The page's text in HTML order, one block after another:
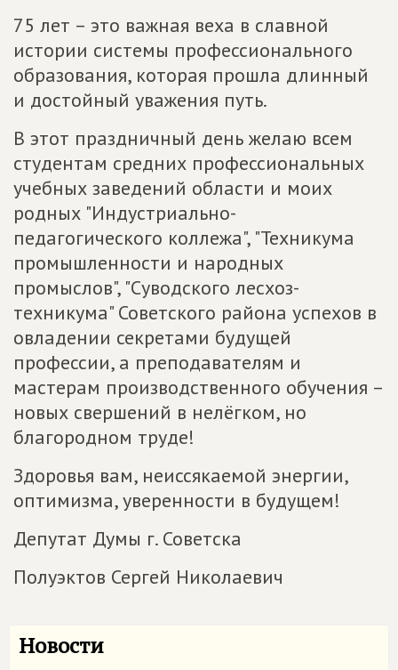
75 лет – это важная веха в славной
истории системы профессионального
образования, которая прошла длинный
и достойный уважения путь.
В этот праздничный день желаю всем
студентам средних профессиональных
учебных заведений области и моих
родных "Индустриально-
педагогического коллежа", "Техникума
промышленности и народных
промыслов", "Суводского лесхоз-
техникума" Советского района успехов в
овладении секретами будущей
профессии, а преподавателям и
мастерам производственного обучения –
новых свершений в нелёгком, но
благородном труде!
Здоровья вам, неиссякаемой энергии,
оптимизма, уверенности в будущем!
Депутат Думы г. Советска
Полуэктов Сергей Николаевич
Новости